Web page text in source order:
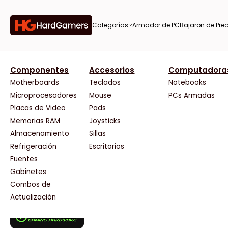
Categorías Armador de PCBajaron de
de
de
Componentes
Motherboards
Microprocesadores
Placas de Video
Memorias RAM
Almacenamiento
Refrigeración
Fuentes
Gabinetes
Combos de
Actualización
Accesorios
Teclados
Mouse
Pads
Joysticks
Sillas
Escritorios
Notebooks
PCs Armadas
AMD
AOC
AULA
Adata
AeroCool
Antec
Arkham
Asrock
BenQ
CX
Cooler Master
Corsair
Crucial
Deepcool
Dell
Gigabyte
HP
Tiendas destacadas
Acuario Insumos